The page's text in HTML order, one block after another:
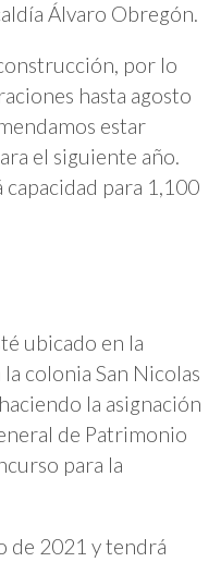
Álvaro Obregón.
por lo
hasta agosto
estar
el siguiente año.
para 1,100
ubicado en la
colonia San Nicolas
la asignación
de Patrimonio
para la
de 2021 y tendrá